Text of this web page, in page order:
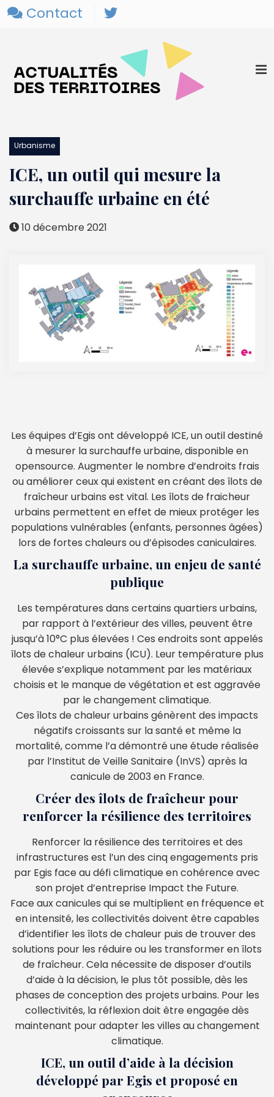
Contact
Urbanisme
ICE, un outil qui mesure la
surchauffe urbaine en été
10 décembre 2021
Les équipes d’Egis ont développé ICE, un outil destiné
à mesurer la surchauffe urbaine, disponible en
opensource. Augmenter le nombre d’endroits frais
ou améliorer ceux qui existent en créant des îlots de
fraîcheur urbains est vital. Les îlots de fraicheur
urbains permettent en effet de mieux protéger les
populations vulnérables (enfants, personnes âgées)
lors de fortes chaleurs ou d’épisodes caniculaires.
La surchauffe urbaine, un enjeu de santé
publique
Les températures dans certains quartiers urbains,
par rapport à l’extérieur des villes, peuvent être
jusqu’à 10°C plus élevées ! Ces endroits sont appelés
îlots de chaleur urbains (ICU). Leur température plus
élevée s’explique notamment par les matériaux
choisis et le manque de végétation et est aggravée
par le changement climatique.
Ces îlots de chaleur urbains génèrent des impacts
négatifs croissants sur la santé et même la
mortalité, comme l’a démontré une étude réalisée
par l’Institut de Veille Sanitaire (InVS) après la
canicule de 2003 en France.
Créer des îlots de fraîcheur pour
renforcer la résilience des territoires
Renforcer la résilience des territoires et des
infrastructures est l’un des cinq engagements pris
par Egis face au défi climatique en cohérence avec
son projet d’entreprise Impact the Future.
Face aux canicules qui se multiplient en fréquence et
en intensité, les collectivités doivent être capables
d’identifier les îlots de chaleur puis de trouver des
solutions pour les réduire ou les transformer en îlots
de fraîcheur. Cela nécessite de disposer d’outils
d’aide à la décision, le plus tôt possible, dès les
phases de conception des projets urbains. Pour les
collectivités, la réflexion doit être engagée dès
maintenant pour adapter les villes au changement
climatique.
ICE, un outil d’aide à la décision
développé par Egis et proposé en